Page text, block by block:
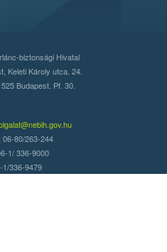
biztonsági Hivatal
Keleti Károly utca. 24.
Budapest. Pf. 30.
06-80/263-244
1/ 336-9000
1/336-9479